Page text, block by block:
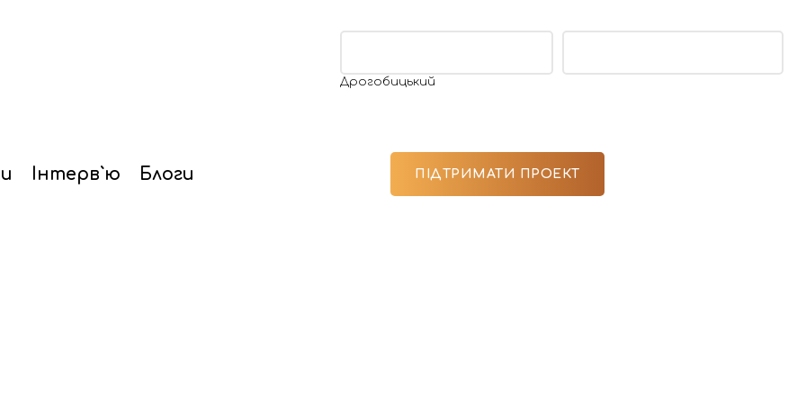
Інтерв`ю Блоги ПІДТРИМАТИ ПРОЕКТ
внаслідок російських ударів
пожежу, яка
російських ударів
вогонь у місці, куди влучили російські цілі. Про